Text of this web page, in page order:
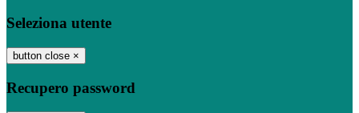
Seleziona utente
button close ×
Recupero password